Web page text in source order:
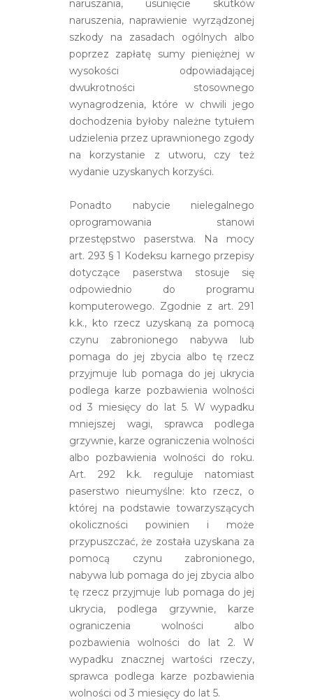
naruszania, usunięcie skutków
naruszenia, naprawienie wyrządzonej
szkody na zasadach ogólnych albo
poprzez zapłatę sumy pieniężnej w
wysokości odpowiadającej
dwukrotności stosownego
wynagrodzenia, które w chwili jego
dochodzenia byłoby należne tytułem
udzielenia przez uprawnionego zgody
na korzystanie z utworu, czy też
wydanie uzyskanych korzyści.
Ponadto nabycie nielegalnego
oprogramowania stanowi
przestępstwo paserstwa. Na mocy
art. 293 § 1 Kodeksu karnego przepisy
dotyczące paserstwa stosuje się
odpowiednio do programu
komputerowego. Zgodnie z art. 291
k.k., kto rzecz uzyskaną za pomocą
czynu zabronionego nabywa lub
pomaga do jej zbycia albo tę rzecz
przyjmuje lub pomaga do jej ukrycia
podlega karze pozbawienia wolności
od 3 miesięcy do lat 5. W wypadku
mniejszej wagi, sprawca podlega
grzywnie, karze ograniczenia wolności
albo pozbawienia wolności do roku.
Art. 292 k.k. reguluje natomiast
paserstwo nieumyślne: kto rzecz, o
której na podstawie towarzyszących
okoliczności powinien i może
przypuszczać, że została uzyskana za
pomocą czynu zabronionego,
nabywa lub pomaga do jej zbycia albo
tę rzecz przyjmuje lub pomaga do jej
ukrycia, podlega grzywnie, karze
ograniczenia wolności albo
pozbawienia wolności do lat 2. W
wypadku znacznej wartości rzeczy,
sprawca podlega karze pozbawienia
wolności od 3 miesięcy do lat 5.